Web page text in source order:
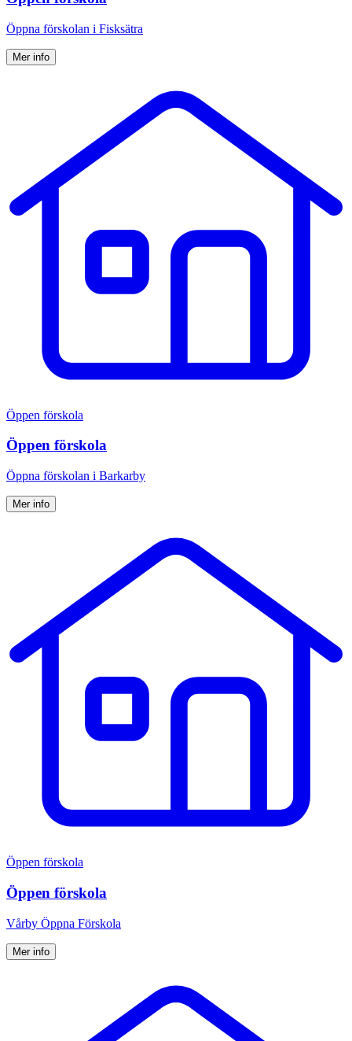
Öppna förskolan i Fisksätra
Mer info
Öppen förskola
Öppen förskola
Öppna för­skolan i Barkarby
Mer info
Öppen förskola
Öppen förskola
Vårby Öppna Förskola
Mer info